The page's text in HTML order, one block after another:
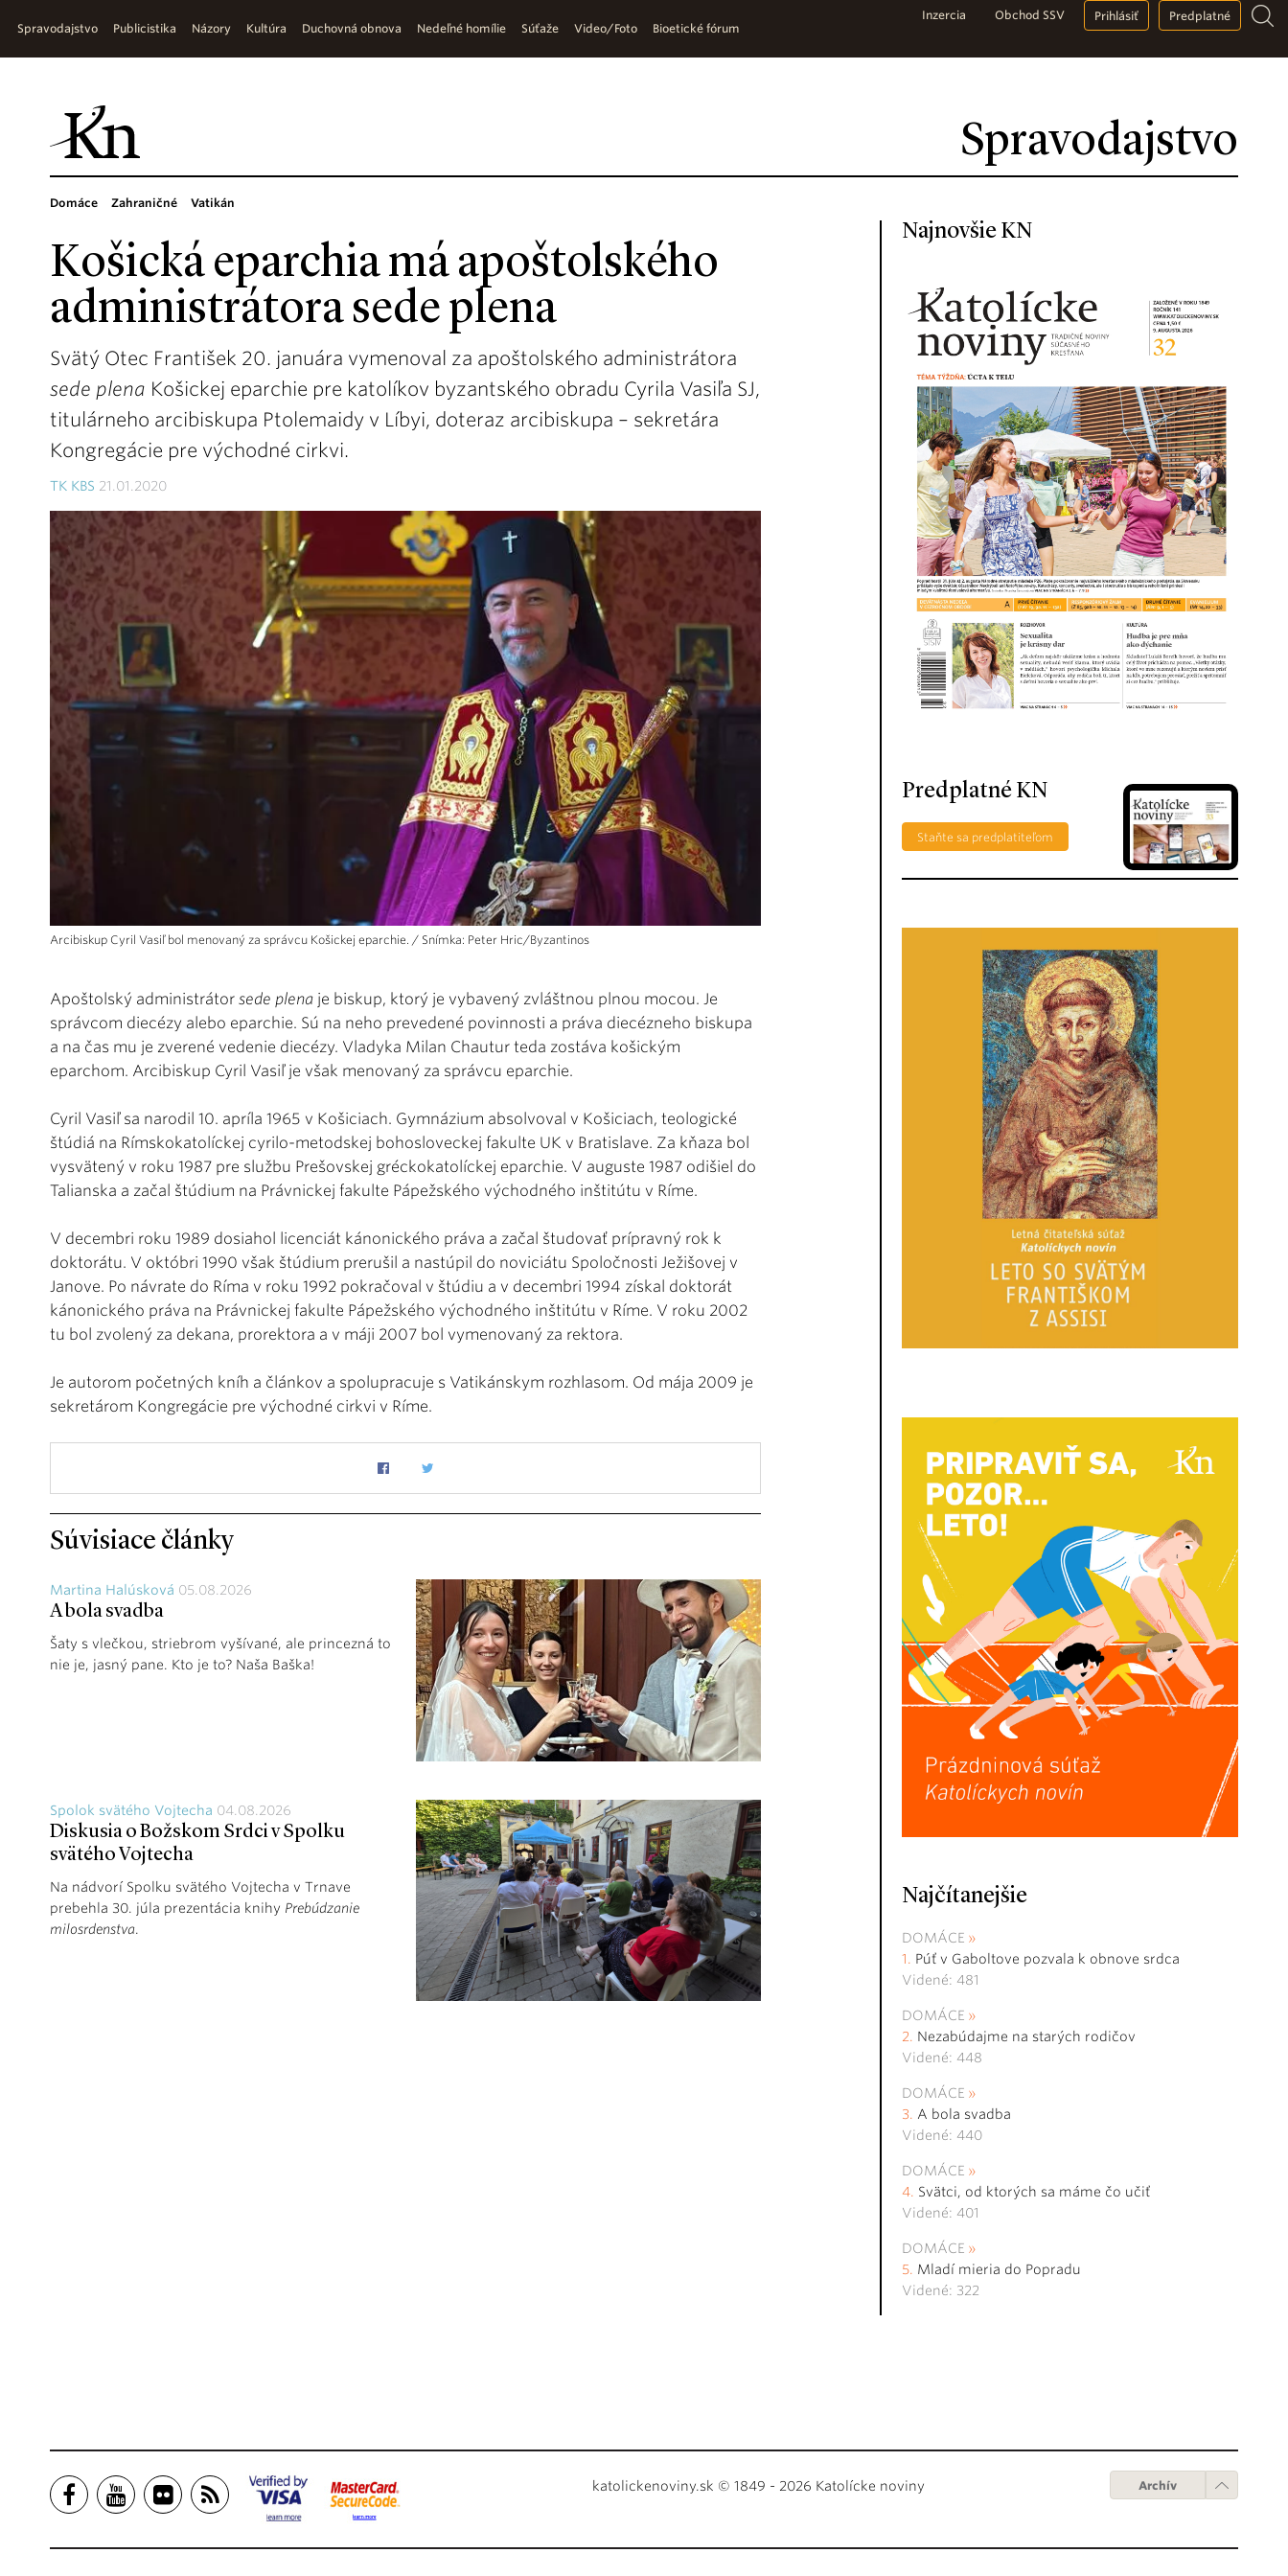
Spravodajstvo
Spravodajstvo Publicistika Názory Kultúra Duchovná obnova Nedeľné homílie Súťaže Video/Foto Bioetické fórum
Inzercia Obchod SSV Prihlásiť Predplatné
Domáce Zahraničné Vatikán
Košická eparchia má apoštolského
administrátora sede plena
Svätý Otec František 20. januára vymenoval za apoštolského administrátora
sede plena Košickej eparchie pre katolíkov byzantského obradu Cyrila Vasiľa SJ,
titulárneho arcibiskupa Ptolemaidy v Líbyi, doteraz arcibiskupa – sekretára
Kongregácie pre východné cirkvi.
TK KBS 21.01.2020
Arcibiskup Cyril Vasiľ bol menovaný za správcu Košickej eparchie. / Snímka: Peter Hric/Byzantinos
Apoštolský administrátor sede plena je biskup, ktorý je vybavený zvláštnou plnou mocou. Je
správcom diecézy alebo eparchie. Sú na neho prevedené povinnosti a práva diecézneho biskupa
a na čas mu je zverené vedenie diecézy. Vladyka Milan Chautur teda zostáva košickým
eparchom. Arcibiskup Cyril Vasiľ je však menovaný za správcu eparchie.
Cyril Vasiľ sa narodil 10. apríla 1965 v Košiciach. Gymnázium absolvoval v Košiciach, teologické
štúdiá na Rímskokatolíckej cyrilo-metodskej bohosloveckej fakulte UK v Bratislave. Za kňaza bol
vysvätený v roku 1987 pre službu Prešovskej gréckokatolíckej eparchie. V auguste 1987 odišiel do
Talianska a začal štúdium na Právnickej fakulte Pápežského východného inštitútu v Ríme.
V decembri roku 1989 dosiahol licenciát kánonického práva a začal študovať prípravný rok k
doktorátu. V októbri 1990 však štúdium prerušil a nastúpil do noviciátu Spoločnosti Ježišovej v
Janove. Po návrate do Ríma v roku 1992 pokračoval v štúdiu a v decembri 1994 získal doktorát
kánonického práva na Právnickej fakulte Pápežského východného inštitútu v Ríme. V roku 2002
tu bol zvolený za dekana, prorektora a v máji 2007 bol vymenovaný za rektora.
Je autorom početných kníh a článkov a spolupracuje s Vatikánskym rozhlasom. Od mája 2009 je
sekretárom Kongregácie pre východné cirkvi v Ríme.
Súvisiace články
Martina Halúsková 05.08.2026
A bola svadba
Šaty s vlečkou, striebrom vyšívané, ale princezná to
nie je, jasný pane. Kto je to? Naša Baška!
Spolok svätého Vojtecha 04.08.2026
Diskusia o Božskom Srdci v Spolku
svätého Vojtecha
Na nádvorí Spolku svätého Vojtecha v Trnave
prebehla 30. júla prezentácia knihy Prebúdzanie
milosrdenstva.
Najnovšie KN
Predplatné KN
Staňte sa predplatiteľom
Najčítanejšie
DOMÁCE
Púť v Gaboltove pozvala k obnove srdca
Videné: 481
DOMÁCE
Nezabúdajme na starých rodičov
Videné: 448
DOMÁCE
A bola svadba
Videné: 440
DOMÁCE
Svätci, od ktorých sa máme čo učiť
Videné: 401
DOMÁCE
Mladí mieria do Popradu
Videné: 322
katolickenoviny.sk © 1849 - 2026 Katolícke noviny Archív